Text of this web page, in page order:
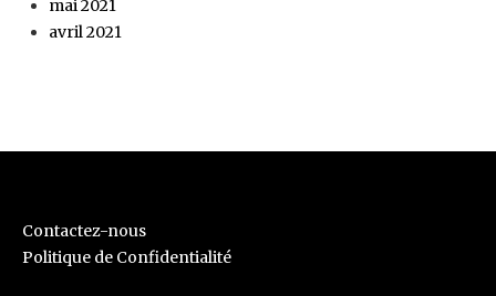
mai 2021
avril 2021
Contactez-nous
Politique de Confidentialité